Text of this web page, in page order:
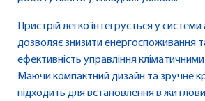
Пристрій легко інтегрується у
дозволяє знизити енергоспоживання
ефективність управління
Маючи компактний дизайн та зручне
підходить для встановлення в